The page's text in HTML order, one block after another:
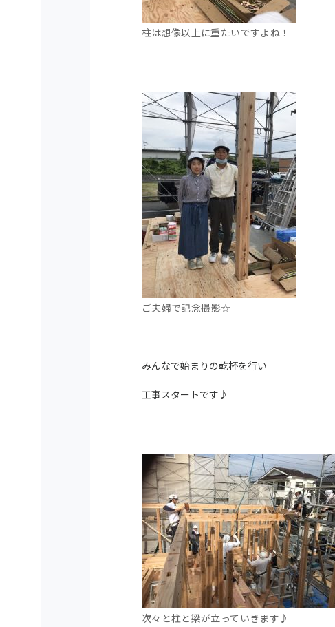
柱は想像以上に重たいですよね！
ご夫婦で記念撮影☆
みんなで始まりの乾杯を行い
工事スタートです♪
次々と柱と梁が立っていきます♪